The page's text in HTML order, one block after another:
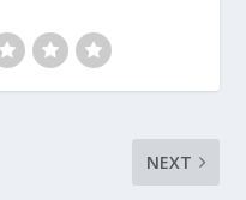
NEXT